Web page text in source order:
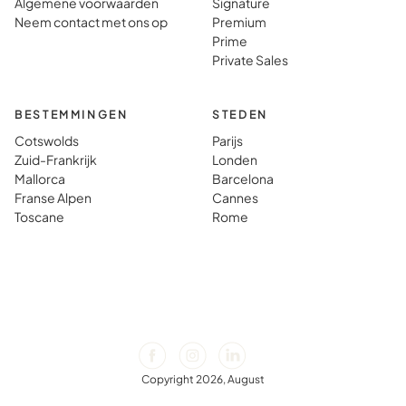
Neem contact met ons op
Premium
Prime
Private Sales
BESTEMMINGEN
Cotswolds
Zuid-Frankrijk
Mallorca
Franse Alpen
Toscane
STEDEN
Parijs
Londen
Barcelona
Cannes
Rome
Copyright 2026, August